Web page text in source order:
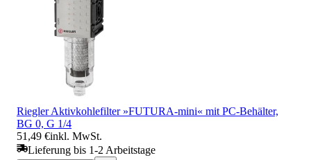
Riegler Aktivkohlefilter »FUTURA-mini« mit PC-Behälter,
BG 0, G 1/4
51,49 €inkl. MwSt.
Lieferung bis 1-2 Arbeitstage